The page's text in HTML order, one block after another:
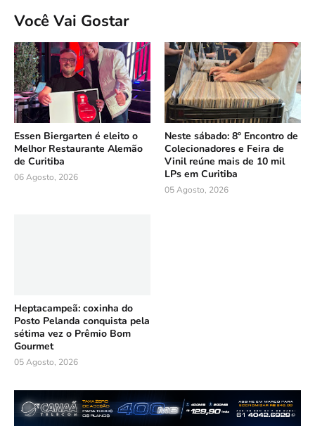
Você Vai Gostar
Essen Biergarten é eleito o
Melhor Restaurante Alemão
de Curitiba
06 Agosto, 2026
Neste sábado: 8º Encontro de
Colecionadores e Feira de
Vinil reúne mais de 10 mil
LPs em Curitiba
05 Agosto, 2026
Heptacampeã: coxinha do
Posto Pelanda conquista pela
sétima vez o Prêmio Bom
Gourmet
05 Agosto, 2026